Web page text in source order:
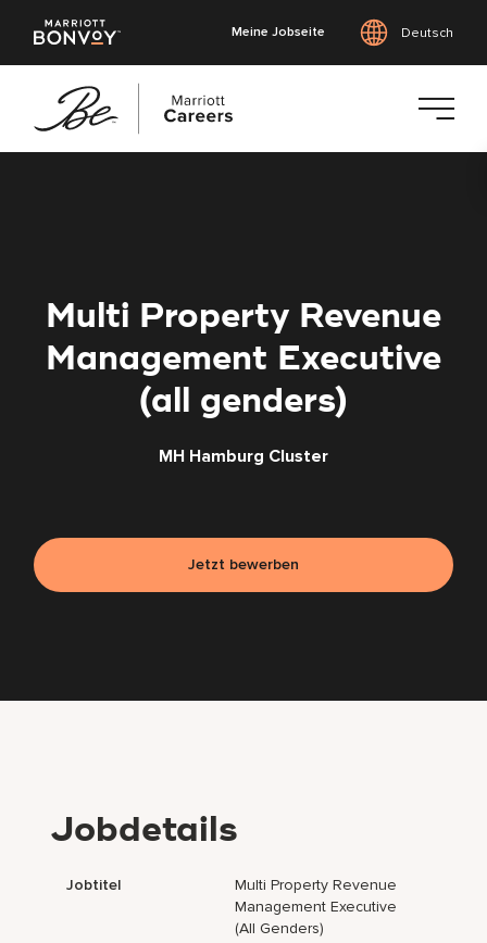
Meine Jobseite Deutsch
Multi Property Revenue
Management Executive
(all genders)
MH Hamburg Cluster
Jetzt bewerben
Jobdetails
Jobtitel
Multi Property Revenue
Management Executive
(all Genders)